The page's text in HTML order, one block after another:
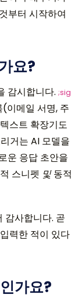
부터 시작하여
요?
감시합니다. ;sig
이메일 서명, 주
텍스트 확장기도
거는 AI 모델을
운 응답 초안을
스니펫 및동적
감사합니다. 곧
력한 적이 있다
가요?